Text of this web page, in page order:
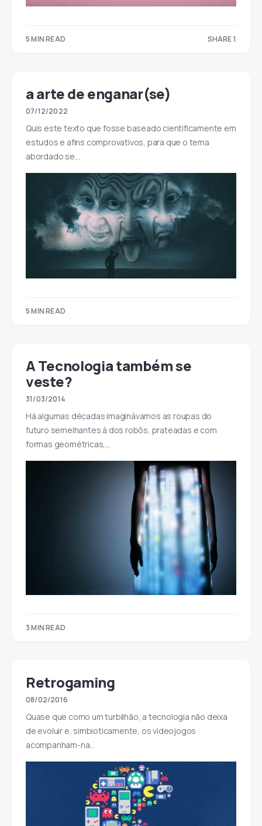
5 MIN READ SHARE 1
a arte de enganar(se)
07/12/2022
Quis este texto que fosse baseado cientificamente em
estudos e afins comprovativos, para que o tema
abordado se…
5 MIN READ
A Tecnologia também se
veste?
31/03/2014
Há algumas décadas imaginávamos as roupas do
futuro semelhantes à dos robôs, prateadas e com
formas geométricas,…
3 MIN READ
Retrogaming
08/02/2016
Quase que como um turbilhão, a tecnologia não deixa
de evoluir e, simbioticamente, os videojogos
acompanham-na…